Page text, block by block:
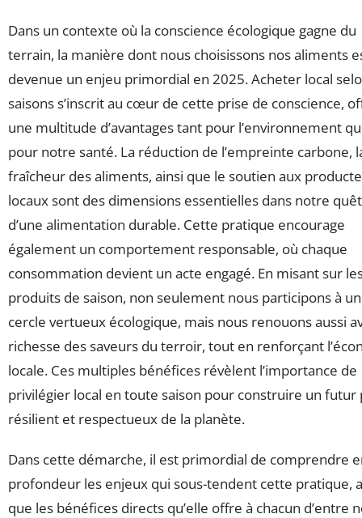
Dans un contexte où la conscience écologique gagne du
terrain, la manière dont nous choisissons nos aliments
devenue un enjeu primordial en 2025. Acheter local
saisons s’inscrit au cœur de cette prise de conscience,
une multitude d’avantages tant pour l’environnement
pour notre santé. La réduction de l’empreinte carbone,
fraîcheur des aliments, ainsi que le soutien aux
locaux sont des dimensions essentielles dans notre
d’une alimentation durable. Cette pratique encourage
également un comportement responsable, où chaque
consommation devient un acte engagé. En misant sur
produits de saison, non seulement nous participons à un
cercle vertueux écologique, mais nous renouons aussi
richesse des saveurs du terroir, tout en renforçant
locale. Ces multiples bénéfices révèlent l’importance de
privilégier local en toute saison pour construire un futur
résilient et respectueux de la planète.
Dans cette démarche, il est primordial de comprendre
profondeur les enjeux qui sous-tendent cette pratique,
que les bénéfices directs qu’elle offre à chacun d’entre